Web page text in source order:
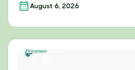
August 6, 2026